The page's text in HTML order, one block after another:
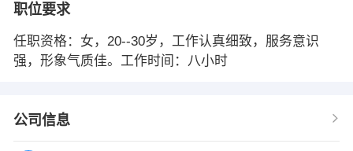
职位要求
任职资格：女，20--30岁，工作认真细致，服务意识
强，形象气质佳。工作时间：八小时
公司信息